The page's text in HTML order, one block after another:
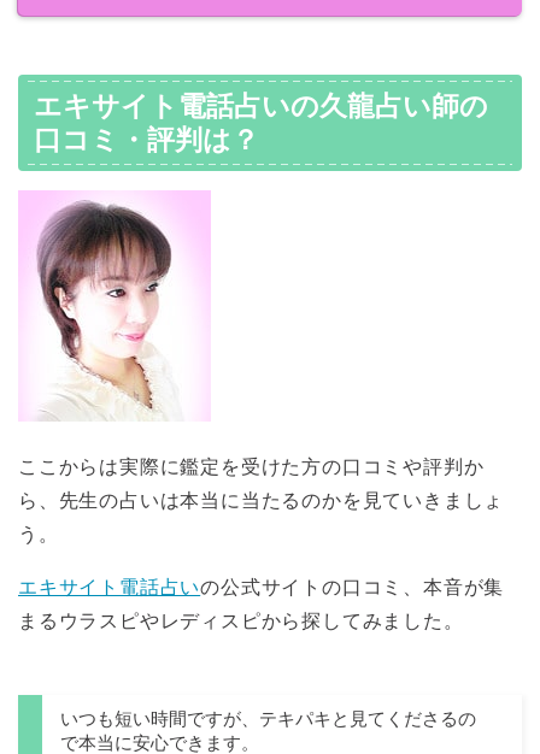
エキサイト電話占いの久龍占い師の
口コミ・評判は？
ここからは実際に鑑定を受けた方の口コミや評判か
ら、先生の占いは本当に当たるのかを見ていきましょ
う。
エキサイト電話占いの公式サイトの口コミ、本音が集
まるウラスピやレディスピから探してみました。
いつも短い時間ですが、テキパキと見てくださるの
で本当に安心できます。